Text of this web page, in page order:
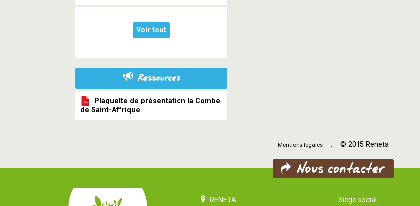
Voir tout
Ressources
Plaquette de présentation la Combe
de Saint-Affrique
Mentions légales . © 2015 Reneta
RENETA
Siège social